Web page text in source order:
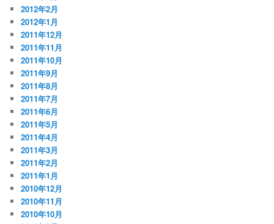
2012年2月
2012年1月
2011年12月
2011年11月
2011年10月
2011年9月
2011年8月
2011年7月
2011年6月
2011年5月
2011年4月
2011年3月
2011年2月
2011年1月
2010年12月
2010年11月
2010年10月